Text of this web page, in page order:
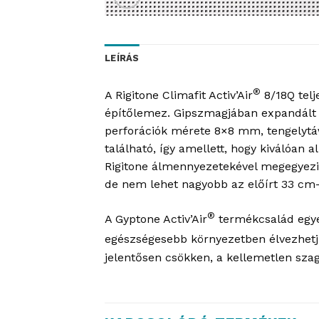
LEÍRÁS
A Rigitone Climafit Activ’Air® 8/18Q
építőlemez. Gipszmagjában
perforációk mérete 8×8 mm,
található, így amellett, hogy kiválóan
Rigitone álmennyezetekével
de nem lehet nagyobb az előírt 33
A Gyptone Activ’Air® termékcsalád
egészségesebb környezetben
jelentősen csökken, a kellemetlen